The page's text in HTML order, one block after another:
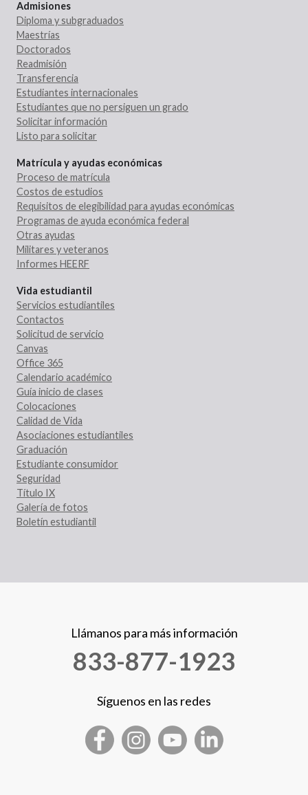
Admisiones
Diploma y subgraduados
Maestrías
Doctorados
Readmisión
Transferencia
Estudiantes internacionales
Estudiantes que no persiguen un grado
Solicitar información
Listo para solicitar
Matrícula y ayudas económicas
Proceso de matrícula
Costos de estudios
Requisitos de elegibilidad para ayudas económicas
Programas de ayuda económica federal
Otras ayudas
Militares y veteranos
Informes HEERF
Vida estudiantil
Servicios estudiantiles
Contactos
Solicitud de servicio
Canvas
Office 365
Calendario académico
Guía inicio de clases
Colocaciones
Calidad de Vida
Asociaciones estudiantiles
Graduación
Estudiante consumidor
Seguridad
Título IX
Galería de fotos
Boletín estudiantil
Llámanos para más información
833-877-1923
Síguenos en las redes